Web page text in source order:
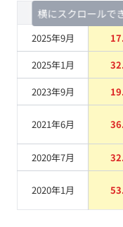
横にスクロールで
査定時期 セ
2025年9月
2025年1月
2023年9月
2021年6月
2020年7月
2020年1月